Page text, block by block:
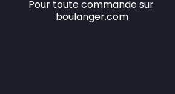
Pour toute commande sur
boulanger.com